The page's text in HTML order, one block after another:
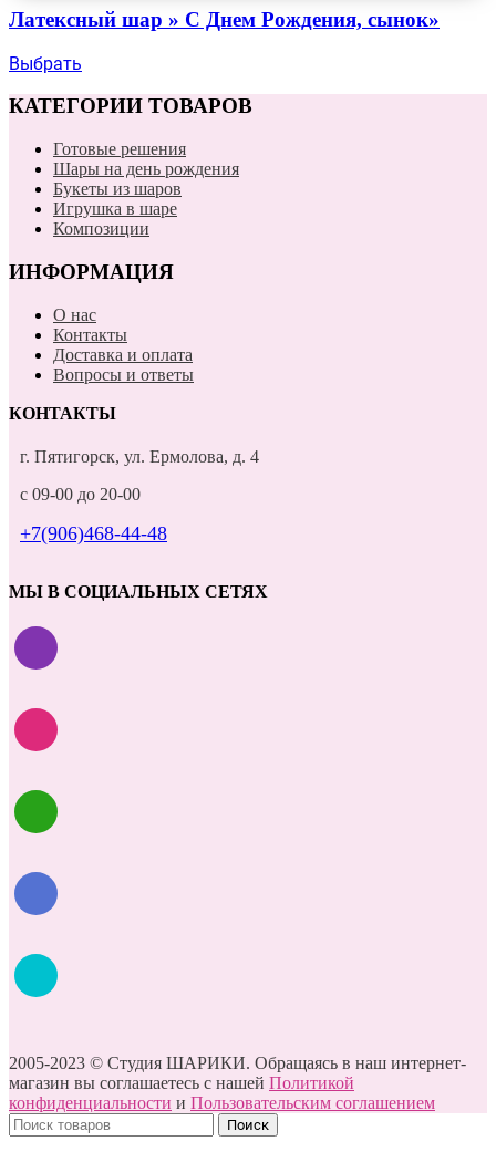
Латексный шар » С Днем Рождения, сынок»
Выбрать
КАТЕГОРИИ ТОВАРОВ
Готовые решения
Шары на день рождения
Букеты из шаров
Игрушка в шаре
Композиции
ИНФОРМАЦИЯ
О нас
Контакты
Доставка и оплата
Вопросы и ответы
КОНТАКТЫ
г. Пятигорск, ул. Ермолова, д. 4
с 09-00 до 20-00
+7(906)468-44-48
МЫ В СОЦИАЛЬНЫХ СЕТЯХ
2005-2023 © Студия ШАРИКИ. Обращаясь в наш интернет-
магазин вы соглашаетесь с нашей Политикой
конфиденциальности и Пользовательским соглашением
Поиск